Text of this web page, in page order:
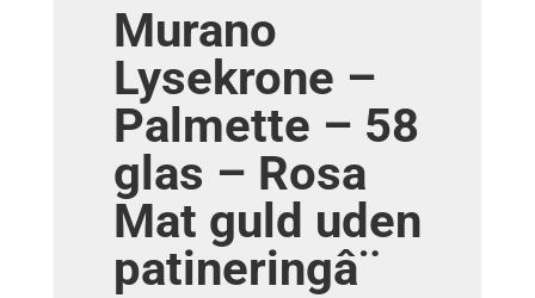
Murano
Lysekrone –
Palmette – 58
glas – Rosa
Mat guld uden
patineringâ¨